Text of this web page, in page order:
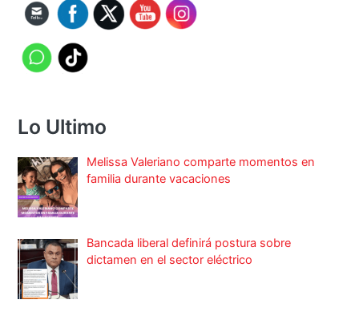
Lo Ultimo
Melissa Valeriano comparte momentos en
familia durante vacaciones
Bancada liberal definirá postura sobre
dictamen en el sector eléctrico